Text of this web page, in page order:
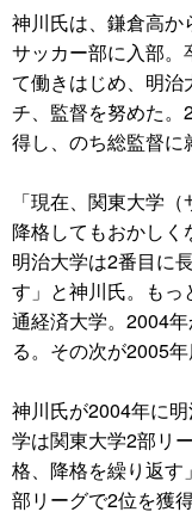
神川氏は、鎌倉高か
サッカー部に入部。
て働きはじめ、明治
チ、監督を努めた。
得し、のち総監督に
「現在、関東大学
降格してもおかし
明治大学は2番目に
す」と神川氏。も
通経済大学。2004
る。その次が2005
神川氏が2004年に
学は関東大学2部リ
格、降格を繰り返
部リーグで2位を獲